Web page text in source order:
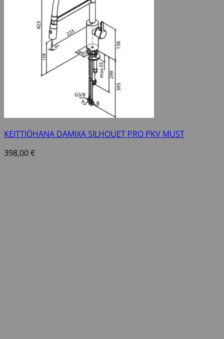
KEITTIÖHANA DAMIXA SILHOUET PRO PKV MUST
398,00€